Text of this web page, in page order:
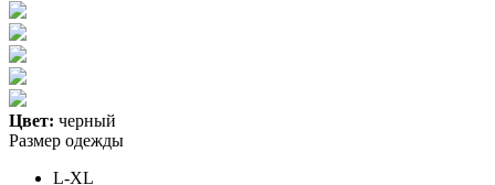
Цвет: черный
Размер одежды
L-XL